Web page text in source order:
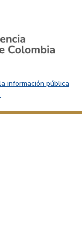
información pública